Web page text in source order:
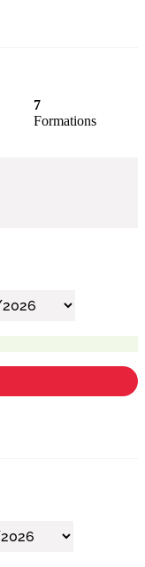
7
Formations